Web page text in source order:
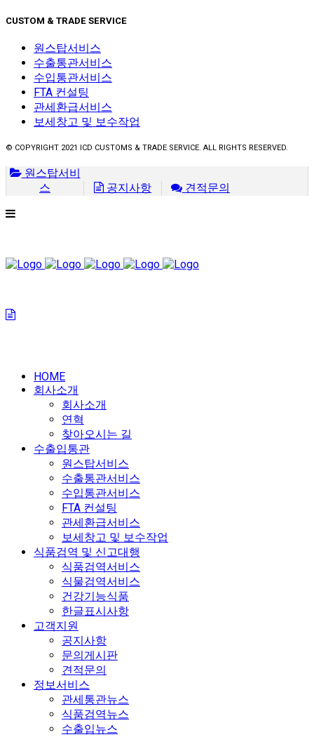
CUSTOM & TRADE SERVICE
원스탑서비스
수출통관서비스
수입통관서비스
FTA 컨설팅
관세환급서비스
보세창고 및 보수작업
© COPYRIGHT 2021 ICD CUSTOMS & TRADE SERVICE. ALL RIGHTS RESERVED.
원스탑서비
스
공지사항 견적문의
HOME
회사소개
회사소개
연혁
찾아오시는 길
수출입통관
원스탑서비스
수출통관서비스
수입통관서비스
FTA 컨설팅
관세환급서비스
보세창고 및 보수작업
식품검역 및 신고대행
식품검역서비스
식물검역서비스
건강기능식품
한글표시사항
고객지원
공지사항
문의게시판
견적문의
정보서비스
관세통관뉴스
식품검역뉴스
수출입뉴스